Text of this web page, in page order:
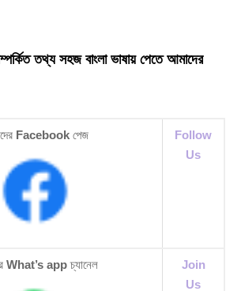
তথ্য সহজ বাংলা ভাষায় পেতে আমাদের
Facebook পেজ
Follow
Us
What’s app চ্যানেল
Join
Us